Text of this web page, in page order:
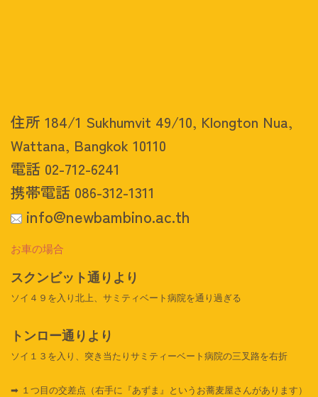
住所 184/1 Sukhumvit 49/10, Klongton Nua,
Wattana, Bangkok 10110
電話 02-712-6241
携帯電話 086-312-1311
info@newbambino.ac.th
お車の場合
スクンビット通りより
ソイ４９を入り北上、サミティベート病院を通り過ぎる
トンロー通りより
ソイ１３を入り、突き当たりサミティーベート病院の三叉路を右折
➡ １つ目の交差点（右手に『あずま』というお蕎麦屋さんがあります）